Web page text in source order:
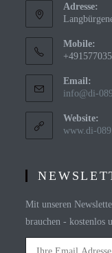
Adresse:
Mobile:
Email:
info@di-
Website:
www.di-
Mit unseren
brauchen -